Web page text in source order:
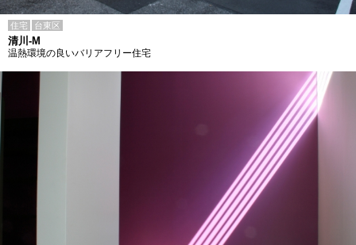
住宅 台東区
清川-M
温熱環境の良いバリアフリー住宅